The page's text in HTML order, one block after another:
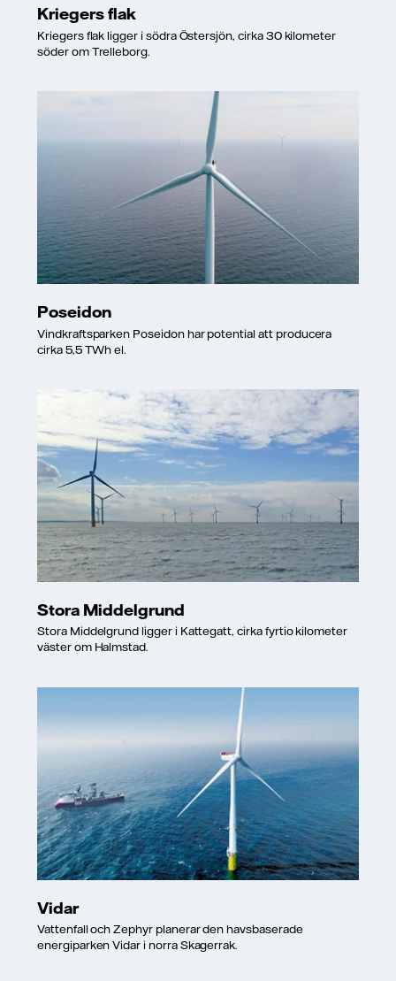
Kriegers flak
Kriegers flak ligger i södra Östersjön, cirka 30 kilometer
söder om Trelleborg.
Poseidon
Vindkraftsparken Poseidon har potential att producera
cirka 5,5 TWh el.
Stora Middelgrund
Stora Middelgrund ligger i Kattegatt, cirka fyrtio kilometer
väster om Halmstad.
Vidar
Vattenfall och Zephyr planerar den havsbaserade
energiparken Vidar i norra Skagerrak.